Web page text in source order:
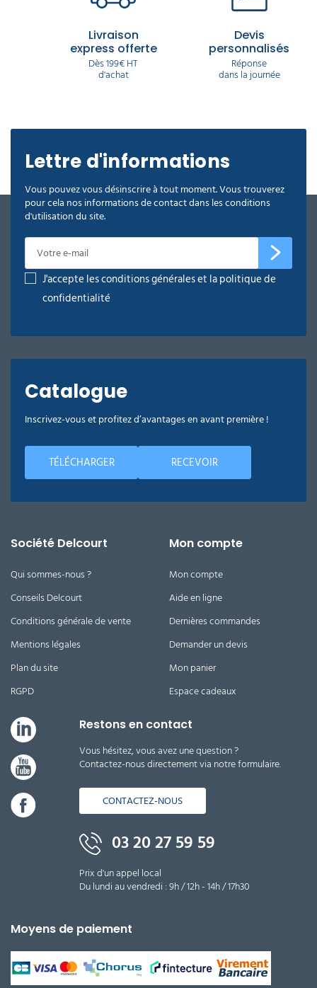
Livraison
express offerte
Dès 199€ HT
d'achat
Devis
personnalisés
Réponse
dans la journée
Lettre d'informations
Vous pouvez vous désinscrire à tout moment. Vous trouverez
pour cela nos informations de contact dans les conditions
d'utilisation du site.
J'accepte les conditions générales et la politique de
confidentialité
Catalogue
Inscrivez-vous et profitez d’avantages en avant première !
TÉLÉCHARGER RECEVOIR
Société Delcourt
Qui sommes-nous ?
Conseils Delcourt
Conditions générale de vente
Mentions légales
Plan du site
RGPD
Mon compte
Mon compte
Aide en ligne
Dernières commandes
Demander un devis
Mon panier
Espace cadeaux
Restons en contact
Vous hésitez, vous avez une question ?
Contactez-nous directement via notre formulaire.
CONTACTEZ-NOUS
03 20 27 59 59
Prix d'un appel local
Du lundi au vendredi : 9h / 12h - 14h / 17h30
Moyens de paiement